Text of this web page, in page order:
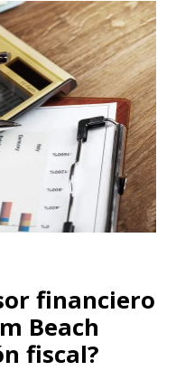
financiero
Beach
fiscal?